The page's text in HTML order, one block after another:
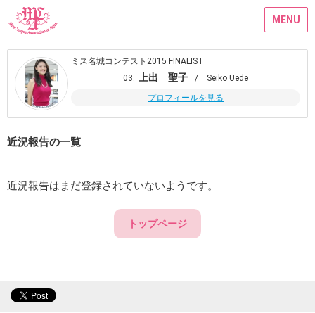
MENU
ミス名城コンテスト2015 FINALIST
03.
上出 聖子
/ Seiko Uede
プロフィールを見る
近況報告の一覧
近況報告はまだ登録されていないようです。
トップページ